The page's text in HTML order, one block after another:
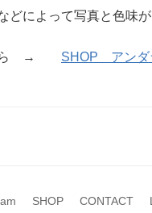
どによって写真と色味
ちら → SHOP アンダ
SHOP CONTACT